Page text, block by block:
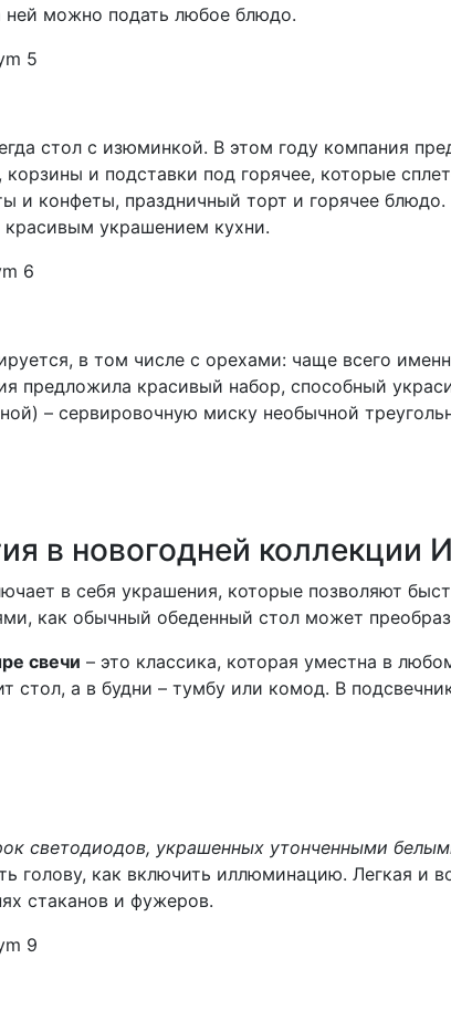
ней можно подать любое блюдо.
стол с изюминкой. В этом году компания
и подставки под горячее, которые
и конфеты, праздничный торт и горячее
красивым украшением кухни.
в том числе с орехами: чаще всего
предложила красивый набор, способный
– сервировочную миску необычной
в новогодней коллекции
в себя украшения, которые позволяют
как обычный обеденный стол может
свечи – это классика, которая уместна в
стол, а в будни – тумбу или комод. В
светодиодов, украшенных утонченными
голову, как включить иллюминацию. Легкая и
стаканов и фужеров.